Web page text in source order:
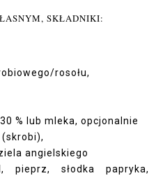
SKŁADNIKI:
rosołu,
% lub mleka, opcjonalnie
angielskiego
pieprz, słodka papryka,